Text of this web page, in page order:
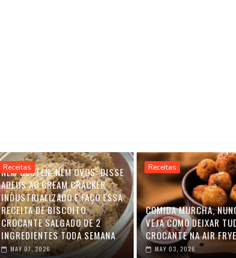
Receitas
NEM GLÚTEN, NEM OVOS: DISSE
ADEUS AO CREAM CRACKER
INDUSTRIALIZADO E FAÇO ESSA
RECEITA DE BISCOITO
CROCANTE SALGADO DE 2
INGREDIENTES TODA SEMANA
MAY 07, 2026
Receitas
COMIDA MURCHA,
VEJA COMO DEIXAR
CROCANTE NA AIR
MAY 03, 2026